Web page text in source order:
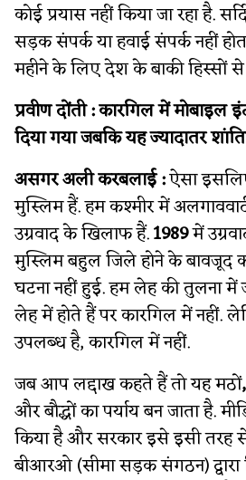
कोई प्रयास नहीं किया जा रहा है.
सड़क संपर्क या हवाई संपर्क नहीं
महीने के लिए देश के बाकी हिस्सों
प्रवीण दोंती : कारगिल में मोबाइल
दिया गयाजबकि यह ज्यादातर
असगर अलीकरबलाई :ऐसा
मुस्लिम हैं. हम कश्मीर में
उग्रवाद के खिलाफ हैं.1989में
मुस्लिम बहुल जिले होने के बावजूद
घटना नहीं हुई. हम लेह की तुलना में
लेह में होते हैं पर कारगिल में नहीं.
उपलब्ध है, कारगिल में नहीं.
जब आप लद्दाख कहते हैंतो यह मठों,
और बौद्धों का पर्याय बन जाता है.
किया है और सरकार इसे इसी तरह
बीआरओ (सीमा सड़क संगठन)